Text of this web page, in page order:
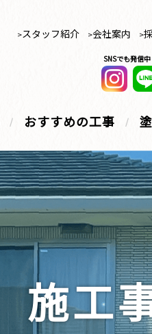
スタッフ紹介 会社案内
SNSでも発信中
おすすめの工事
施工